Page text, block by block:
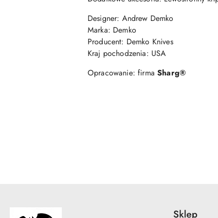
Designer: Andrew Demko
Marka: Demko
Producent: Demko Knives
Kraj pochodzenia: USA
Opracowanie: firma Sharg®
Sklep